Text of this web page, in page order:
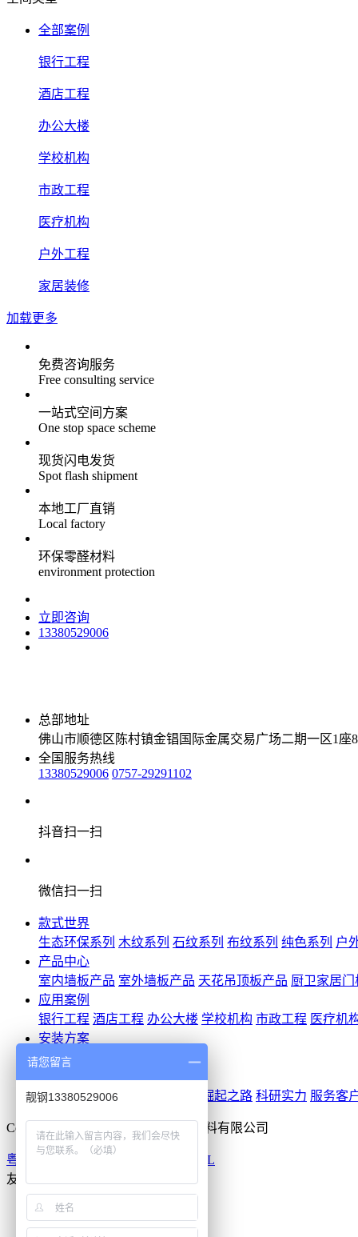
全部案例
银行工程
酒店工程
办公大楼
学校机构
市政工程
医疗机构
户外工程
家居装修
加载更多
免费咨询服务
Free consulting service
一站式空间方案
One stop space scheme
现货闪电发货
Spot flash shipment
本地工厂直销
Local factory
环保零醛材料
environment protection
立即咨询
13380529006
总部地址
佛山市顺德区陈村镇金锠国际金属交易广场二期一区1座
全国服务热线
13380529006 0757-29291102
抖音扫一扫
微信扫一扫
款式世界
生态环保系列 木纹系列 石纹系列 布纹系列 纯色系列 户
产品中心
室内墙板产品 室外墙板产品 天花吊顶板产品 厨卫家居门
应用案例
银行工程 酒店工程 办公大楼 学校机构 市政工程 医疗机
安装方案
龙骨卡槽安装
品牌概况 品牌荣誉 崛起之路 科研实力 服务客
Copyright © 2020 佛山市钢顺宝新材料有限公司
粤ICP备2020120075号
XML
友情链接：
咨询
预约
请您留言
靓钢13380529006